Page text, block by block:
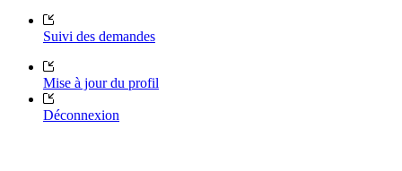
Suivi des demandes
Mise à jour du profil
Déconnexion